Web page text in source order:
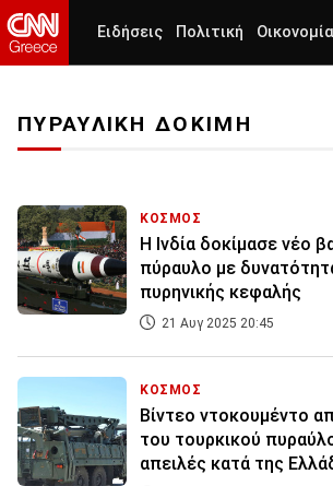
Ειδήσεις Πολιτική Οικονομία
ΠΥΡΑΥΛΙΚΗ ΔΟΚΙΜΗ
ΚΟΣΜΟΣ
Η Ινδία δοκίμασε νέο
πύραυλο με
πυρηνικής κεφαλής
21 Αυγ 2025 20:45
ΚΟΣΜΟΣ
Βίντεο ντοκουμέντο
του τουρκικού
απειλές κατά της